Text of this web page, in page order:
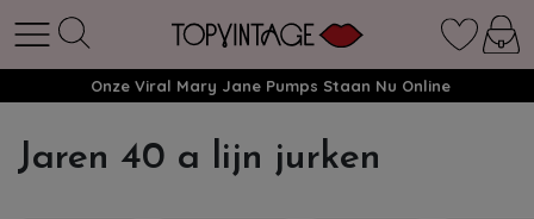
Onze Viral Mary Jane Pumps Staan Nu Online
Jaren 40 a lijn jurken